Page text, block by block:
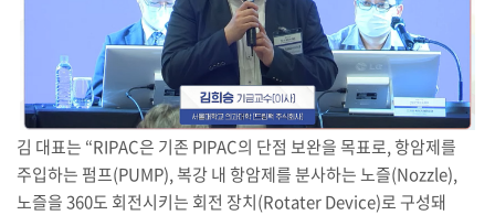
김 대표는 “RIPAC은 기존 PIPAC의 단점 보완을 목표로, 항암제를
주입하는 펌프(PUMP), 복강 내 항암제를 분사하는 노즐(Nozzle),
노즐을 360도 회전시키는 회전 장치(Rotater Device)로 구성돼